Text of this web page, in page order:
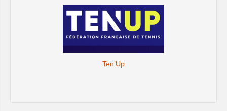
Ten’Up